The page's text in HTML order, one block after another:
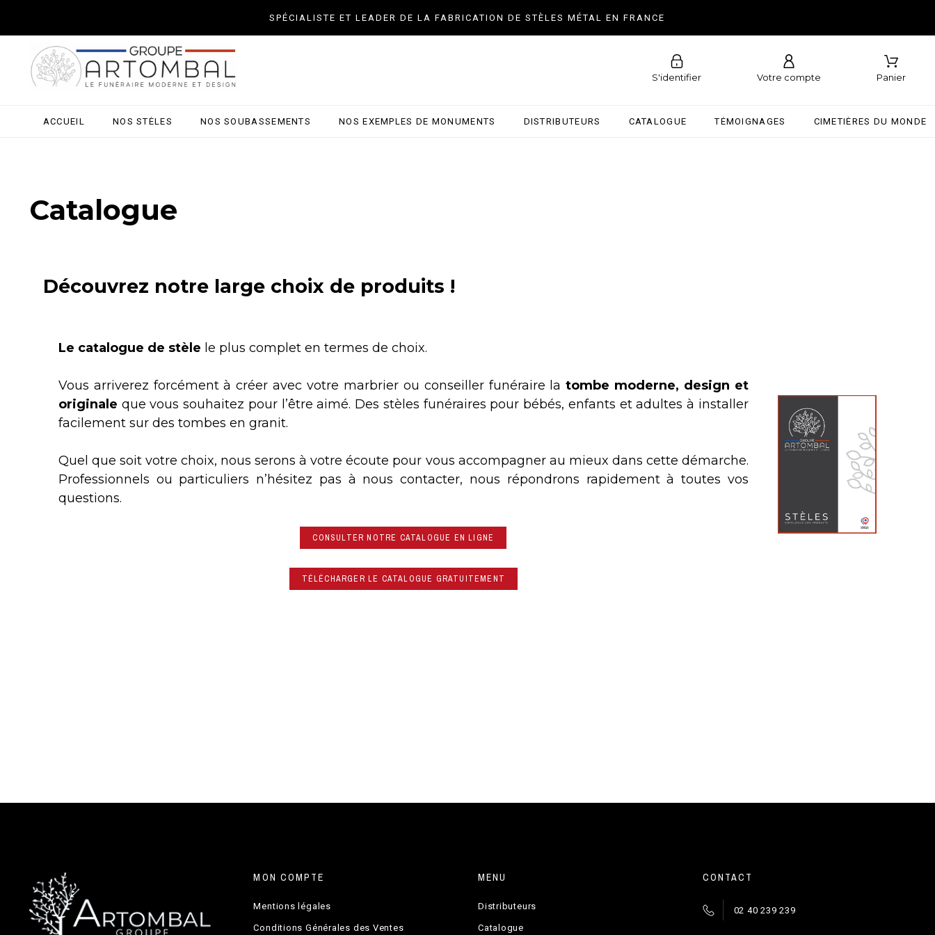
SPÉCIALISTE ET LEADER DE LA FABRICATION DE STÈLES MÉTAL EN FRANCE
S'identifier Votre compte Panier
ACCUEIL NOS STÈLES NOS SOUBASSEMENTS NOS EXEMPLES DE MONUMENTS DISTRIBUTEURS CATALOGUE TÉMOIGNAGES CIMETIÈRES DU MONDE
Catalogue
Découvrez notre large choix de produits !
Le catalogue de stèle le plus complet en termes de choix.
Vous arriverez forcément à créer avec votre marbrier ou conseiller funéraire latombe moderne, design et
originale que vous souhaitez pour l’être aimé. Des stèles funéraires pour bébés, enfants et adultes à installer
facilement sur des tombes en granit.
Quel que soit votre choix, nous serons à votre écoute pour vous accompagner au mieux dans cette démarche.
Professionnels ou particuliers n’hésitez pas à nous contacter, nous répondrons rapidement à toutes vos
questions.
CONSULTER NOTRE CATALOGUE EN LIGNE
TÉLÉCHARGER LE CATALOGUE GRATUITEMENT
MON COMPTE
Mentions légales
Conditions Générales des Ventes
MENU
Distributeurs
Catalogue
CONTACT
02 40 239 239